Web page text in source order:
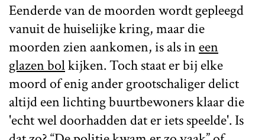
Eenderde van de moorden wordt gepleegd
vanuit de huiselijke kring, maar die
moorden zien aankomen, is als ineen
glazen bolkijken. Toch staat er bij elke
moord of enig ander grootschaliger delict
altijd een lichting buurtbewoners klaar die
'echt wel doorhadden dat er iets speelde'. Is